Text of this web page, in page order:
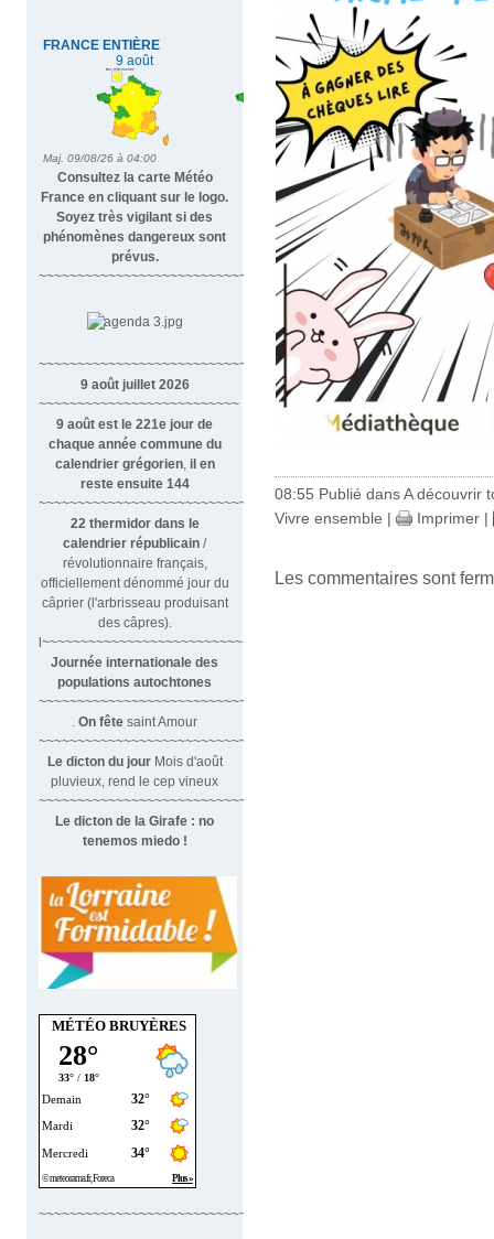
Consultez la carte Météo
France en cliquant sur le logo.
Soyez très vigilant si des
phénomènes dangereux sont
prévus.
~~~~~~~~~~~~~~~~~~~~~~~~~~~~
~~~~~~~~~~~~~~~~~~~~~~~~~~~~~~
9 août juillet 2026
~~~~~~~~~~~~~~~~~~~~~~~~~~
9 août est le 221e jour de
chaque année commune du
calendrier grégorien il en
reste ensuite 144
~~~~~~~~~~~~~~~~~~~~~~~~~~~~~~~~
22 thermidor dans le
calendrier républicain /
révolutionnaire français,
officiellement dénommé jour du
câprier (l'arbrisseau produisant
des câpres).
l~~~~~~~~~~~~~~~~~~~~~~~~~~~
Journée internationale des
populations autochtones
~~~~~~~~~~~~~~~~~~~~~~~~~~~
On fêtesaint Amour
~~~~~~~~~~~~~~~~~~~~~~~~~~~~~~
Le dicton du jour Mois d'août
pluvieux, rend le cep vineux
~~~~~~~~~~~~~~~~~~~~~~~~~~~~~~~
Le dicton de la Girafe : no
tenemos miedo !
MÉTÉO BRUYÈRES
~~~~~~~~~~~~~~~~~~~~~~~~~~~~
08:55 Publié dansA découvrir
Vivre ensemble | Imprimer |
Les commentaires sont